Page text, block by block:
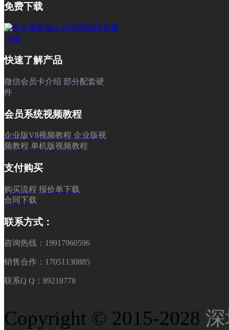
免费下载
快速了解产品
微信会员卡介绍 部分配套硬
件
会员系统视频教程
企业版V8视频教程 企业版视
频教程 单机版视频教程
支付购买
购买流程 报价单下载
合同下载
联系方式：
咨询热线：19917960596
销售合作：17051130885
联系Q Q：89218778
Copyright © 2015-2028